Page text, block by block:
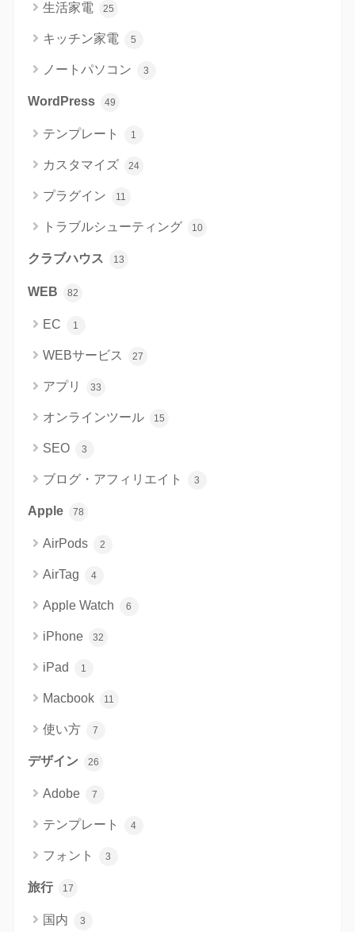
生活家電 25
キッチン家電 5
ノートパソコン 3
WordPress 49
テンプレート 1
カスタマイズ 24
プラグイン 11
トラブルシューティング 10
クラブハウス 13
WEB 82
EC 1
WEBサービス 27
アプリ 33
オンラインツール 15
SEO 3
ブログ・アフィリエイト 3
Apple 78
AirPods 2
AirTag 4
Apple Watch 6
iPhone 32
iPad 1
Macbook 11
使い方 7
デザイン 26
Adobe 7
テンプレート 4
フォント 3
旅行 17
国内 3